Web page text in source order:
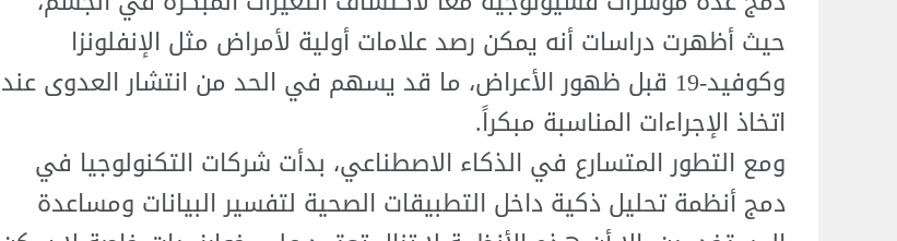
حيث أظهرت دراسات أنه يمكن رصد علامات أولية لأمراض مثل الإنفلونزا
وكوفيد-19 قبل ظهور الأعراض، ما قد يسهم في الحد من انتشار العدوى عند
اتخاذ الإجراءات المناسبة مبكراً.
ومع التطور المتسارع في الذكاء الاصطناعي، بدأت شركات التكنولوجيا في
دمج أنظمة تحليل ذكية داخل التطبيقات الصحية لتفسير البيانات ومساعدة